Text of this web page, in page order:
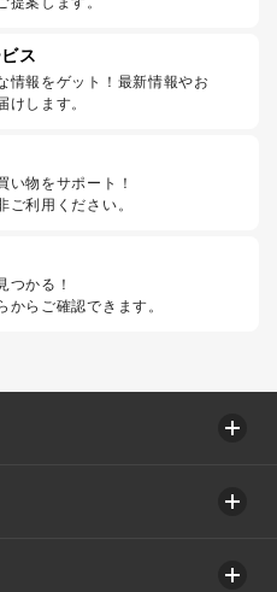
ス
情報をゲット！最新情報やお
けします。
い物をサポート！
ご利用ください。
つかる！
からご確認できます。